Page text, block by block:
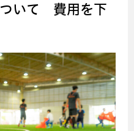
いて 費用を下